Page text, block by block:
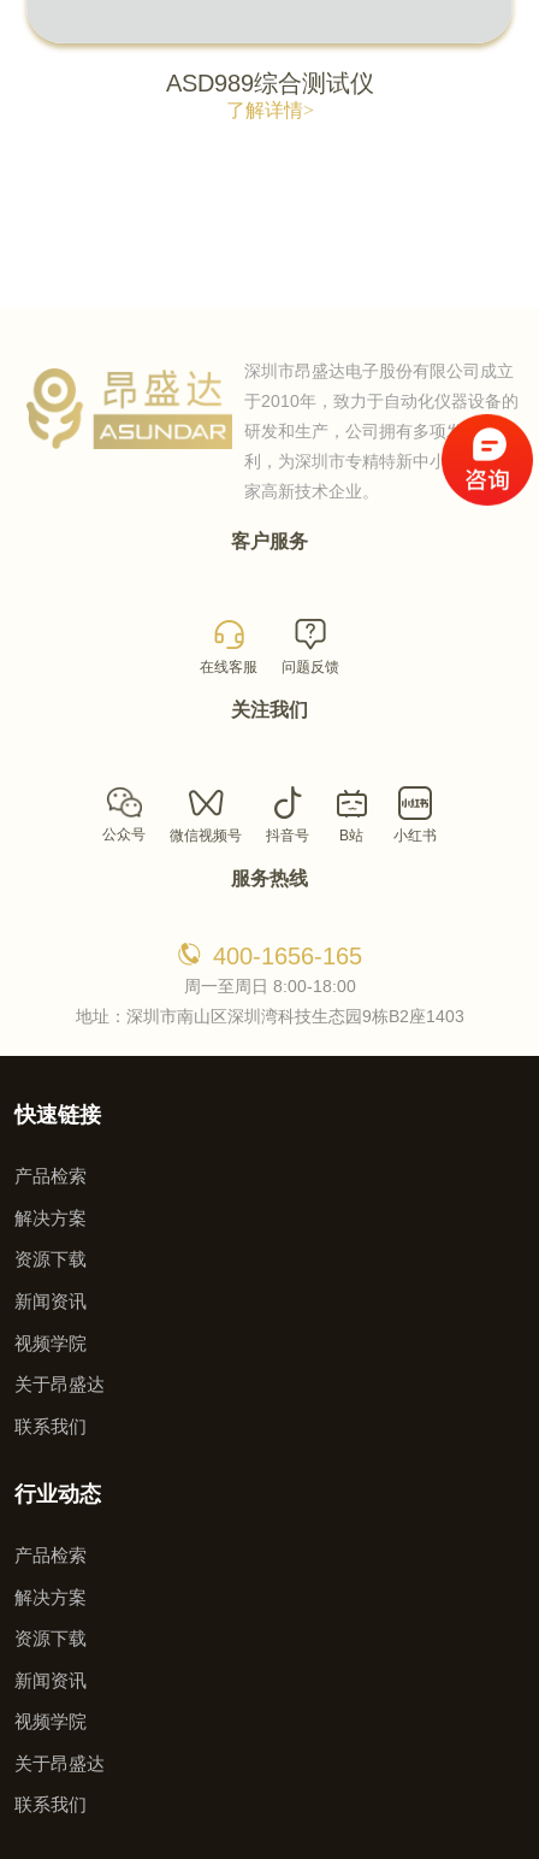
ASD989综合测试仪
了解详情>
深圳市昂盛达电子股份有限公司成立
于2010年，致力于自动化仪器设备的
研发和生产，公司拥有多项发明专
利，为深圳市专精特新中小企业、国
家高新技术企业。
客户服务
在线客服 问题反馈
关注我们
公众号 微信视频号 抖音号 B站 小红书
服务热线
400-1656-165
周一至周日 8:00-18:00
地址：深圳市南山区深圳湾科技生态园9栋B2座1403
快速链接
产品检索
解决方案
资源下载
新闻资讯
视频学院
关于昂盛达
联系我们
行业动态
产品检索
解决方案
资源下载
新闻资讯
视频学院
关于昂盛达
联系我们